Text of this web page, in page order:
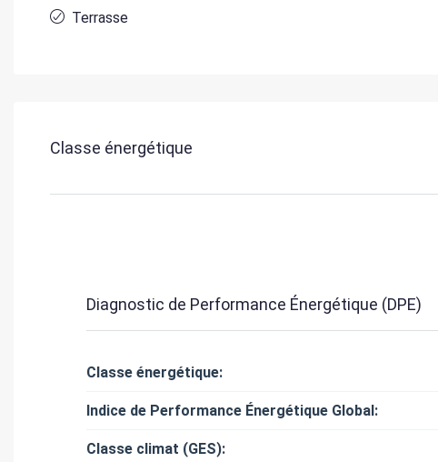
Terrasse
Classe énergétique
Diagnostic de Performance Énergétique (DPE)
Classe énergétique:
Indice de Performance Énergétique Global:
Classe climat (GES):